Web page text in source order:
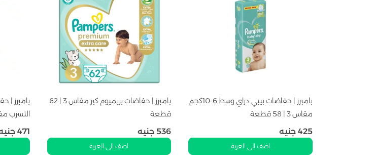
بامبرز | حفاضات بيبي دراي وسط 6-10كجم
مقاس 3 | 58 قطعة
425 جنيه
اضف الى العربة
بامبرز | حفاضات بريميوم كير مقاس 3 | 62
قطعة
536 جنيه
اضف الى العربة
بامبرز |
التسرب مقاس 4
471